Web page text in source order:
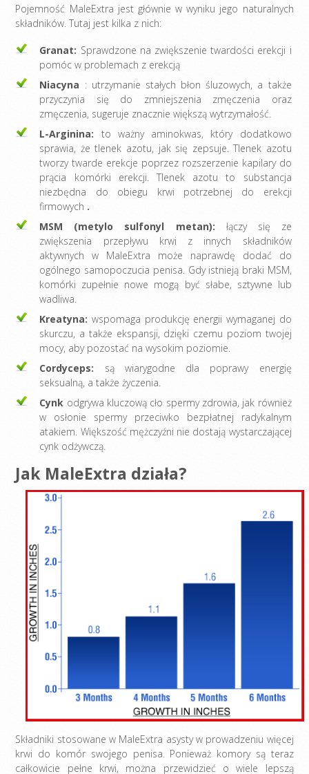
Pojemność MaleExtra jest głównie w wyniku jego naturalnych
składników. Tutaj jest kilka z nich:
Granat: Sprawdzone na zwiększenie twardości erekcji i
pomóc w problemach z erekcją
Niacyna : utrzymanie stałych błon śluzowych, a także
przyczynia się do zmniejszenia zmęczenia oraz
zmęczenia, sugeruje znacznie większą wytrzymałość.
L-Arginina: to ważny aminokwas, który dodatkowo
sprawia, że tlenek azotu, jak się zepsuje. Tlenek azotu
tworzy twarde erekcje poprzez rozszerzenie kapilary do
prącia komórki erekcji. Tlenek azotu to substancja
niezbędna do obiegu krwi potrzebnej do erekcji
firmowych .
MSM (metylo sulfonyl metan): łączy się ze
zwiększenia przepływu krwi z innych składników
aktywnych w MaleExtra może naprawdę dodać do
ogólnego samopoczucia penisa. Gdy istnieją braki MSM,
komórki zupełnie nowe mogą być słabe, sztywne lub
wadliwa.
Kreatyna: wspomaga produkcję energii wymaganej do
skurczu, a także ekspansji, dzięki czemu poziom twojej
mocy, aby pozostać na wysokim poziomie.
Cordyceps: są wiarygodne dla poprawy energię
seksualną, a także życzenia.
Cynk odgrywa kluczową cło spermy zdrowia, jak również
w osłonie spermy przeciwko bezpłatnej radykalnym
atakiem. Większość mężczyźni nie dostają wystarczającej
cynk odżywczą.
Jak MaleExtra działa?
Składniki stosowane w MaleExtra asysty w prowadzeniu więcej
krwi do komór swojego penisa. Ponieważ komory są teraz
całkowicie pełne krwi, można przewidzieć o wiele lepszą